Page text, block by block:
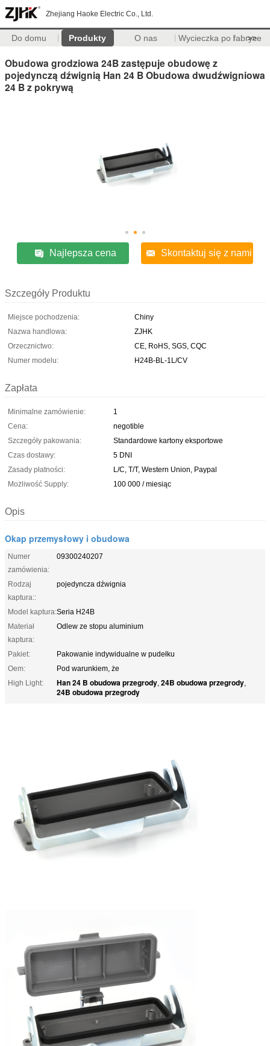
Zhejiang Haoke Electric Co., Ltd.
Do domu Produkty O nas Wycieczka po fabryce
>>
Obudowa grodziowa 24B zastępuje obudowę z
pojedynczą dźwignią Han 24 B Obudowa dwudźwigniowa
24 B z pokrywą
Najlepsza cena Skontaktuj się z nami
Szczegóły Produktu
Miejsce pochodzenia:
Chiny
Nazwa handlowa:
ZJHK
Orzecznictwo:
CE, RoHS, SGS, CQC
Numer modelu:
H24B-BL-1L/CV
Zapłata
Minimalne zamówienie:
1
Cena:
negotible
Szczegóły pakowania:
Standardowe kartony eksportowe
Czas dostawy:
5 DNI
Zasady płatności:
L/C, T/T, Western Union, Paypal
Możliwość Supply:
100 000 / miesiąc
Opis
Okap przemysłowy i obudowa
Numer
zamówienia:
09300240207
Rodzaj
kaptura::
pojedyncza dźwignia
Model kaptura:Seria H24B
Materiał
kaptura:
Odlew ze stopu aluminium
Pakiet:
Pakowanie indywidualne w pudełku
Oem:
Pod warunkiem, że
High Light:
Han 24 B obudowa przegrody, 24B obudowa przegrody,
24B obudowa przegrody